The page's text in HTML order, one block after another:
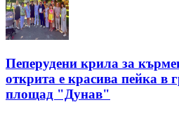
Пеперудени крила за
открита е красива пейка в
площад "Дунав"